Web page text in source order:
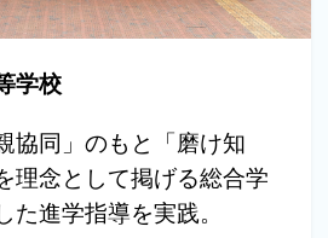
学校
協同」のもと「磨け知
理念として掲げる総合学
た進学指導を実践。